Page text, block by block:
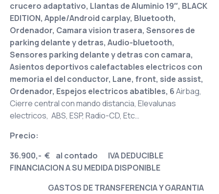
crucero adaptativo, Llantas de Aluminio 19″, BLACK
EDITION, Apple/Android carplay, Bluetooth,
Ordenador, Camara vision trasera, Sensores de
parking delante y detras, Audio-bluetooth,
Sensores parking delante y detras con camara,
Asientos deportivos calefactables electricos con
memoria el del conductor, Lane, front, side assist,
Ordenador, Espejos electricos abatibles, 6Airbag,
Cierre central con mando distancia, Elevalunas
electricos, ABS, ESP, Radio-CD, Etc…
Precio:
36.900,- € al contado IVA DEDUCIBLE
FINANCIACION A SU MEDIDA DISPONIBLE
GASTOS DE TRANSFERENCIA Y GARANTIA